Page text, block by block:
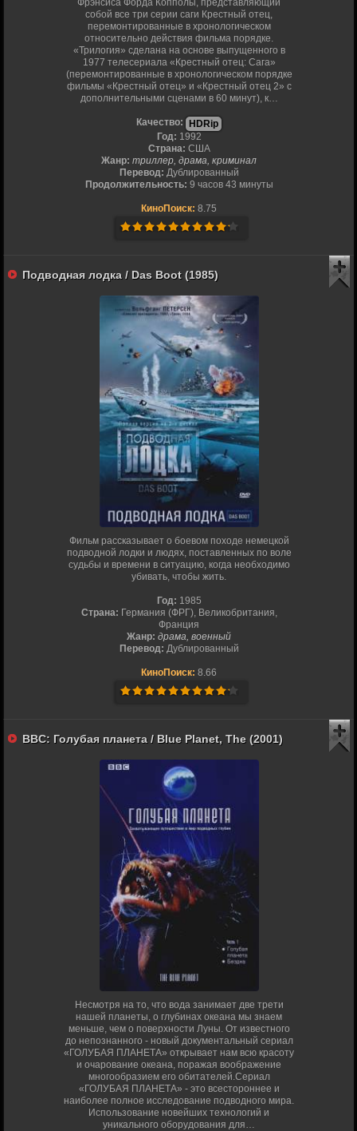
Фрэнсиса Форда Копполы, представляющий
собой все три серии саги Крестный отец,
перемонтированные в хронологическом
относительно действия фильма порядке.
«Трилогия» сделана на основе выпущенного в
1977 телесериала «Крестный отец: Сага»
(перемонтированные в хронологическом порядке
фильмы «Крестный отец» и «Крестный отец 2» с
дополнительными сценами в 60 минут), к…
Качество:
HDRip
Год: 1992
Страна: США
Жанр: триллер, драма, криминал
Перевод: Дублированный
Продолжительность: 9 часов 43 минуты
КиноПоиск: 8.75
Подводная лодка / Das Boot (1985)
Фильм рассказывает о боевом походе немецкой
подводной лодки и людях, поставленных по воле
судьбы и времени в ситуацию, когда необходимо
убивать, чтобы жить.
Год: 1985
Страна: Германия (ФРГ), Великобритания,
Франция
Жанр: драма, военный
Перевод: Дублированный
КиноПоиск: 8.66
BBC: Голубая планета / Blue Planet, The (2001)
Несмотря на то, что вода занимает две трети
нашей планеты, о глубинах океана мы знаем
меньше, чем о поверхности Луны. От известного
до непознанного - новый документальный сериал
«ГОЛУБАЯ ПЛАНЕТА» открывает нам всю красоту
и очарование океана, поражая воображение
многообразием его обитателей.Сериал
«ГОЛУБАЯ ПЛАНЕТА» - это всестороннее и
наиболее полное исследование подводного мира.
Использование новейших технологий и
уникального оборудования для…